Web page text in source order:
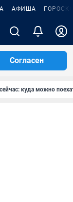
АФИША
Согласен
куда можно